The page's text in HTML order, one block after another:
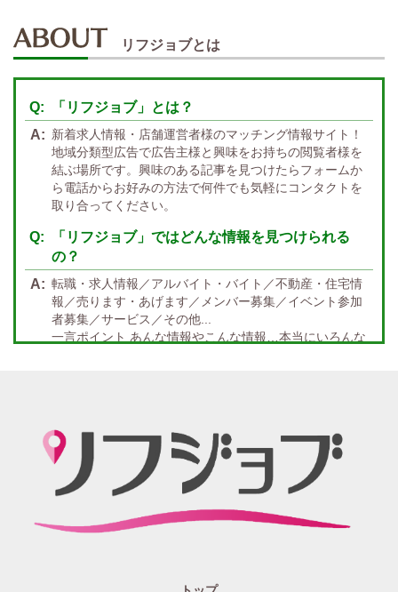
かけもちOK 給与保証あり
週1日～OK
指名バック率高め 週1・月1～OK
託児所紹介あり 初心者歓迎
資格者優遇
宿泊・送迎あり 50代以上歓迎
経験者優遇
経験者歓迎 未経験者あり
未経験者金着 60代歓迎
静岡
関西 エリア
九州・沖縄 エリア
大分 福岡 佐賀 長崎 宮崎 熊本 鹿児島 沖縄
中四国 エリア
岡山 鳥取 広島 島根
リフジョブとは
「リフジョブ」とは？
新着求人情報・店舗運営者様のマッチング情報サイト！
地域分類型広告で広告主様と興味をお持ちの閲覧者様を
結ぶ場所です。興味のある記事を見つけたらフォームか
ら電話からお好みの方法で何件でも気軽にコンタクトを
取り合ってください。
「リフジョブ」ではどんな情報を見つけられる
の？
転職・求人情報／アルバイト・バイト／不動産・住宅情
報／売ります・あげます／メンバー募集／イベント参加
者募集／サービス／その他...
一言ポイント あんな情報やこんな情報…本当にいろんな
紙面媒体スポーツ紙のあの広告求人情報から意味深長な
広告!?まで興味のある方もただ眺めてるだけ、という通り
すがりの方へも！もっとkhaosな情報たちを掲載する場所
が欲しい！というお客様の要望を実現、もっと広く発信